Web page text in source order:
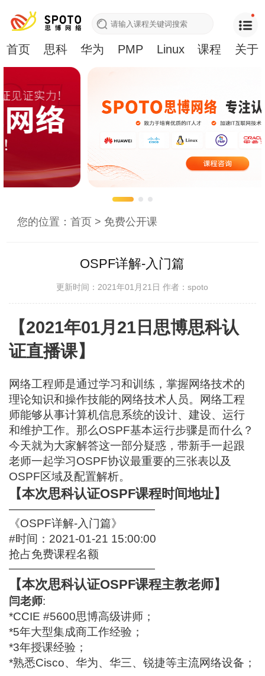
首页 思科 华为 PMP Linux 课程 关于
您的位置：首页 > 免费公开课
OSPF详解-入门篇
更新时间：2021年01月21日作者：spoto
【2021年01月21日思博思科认
证直播课】
网络工程师是通过学习和训练，掌握网络技术的
理论知识和操作技能的网络技术人员。网络工程
师能够从事计算机信息系统的设计、建设、运行
和维护工作。那么OSPF基本运行步骤是而什么？
今天就为大家解答这一部分疑惑，带新手一起跟
老师一起学习OSPF协议最重要的三张表以及
OSPF区域及配置解析。
【本次思科认证OSPF课程时间地址】
—————————————
《OSPF详解-入门篇》
#时间：2021-01-21 15:00:00
抢占免费课程名额
—————————————
【本次思科认证OSPF课程主教老师】
闫老师:
*CCIE #5600思博高级讲师；
*5年大型集成商工作经验；
*3年授课经验；
*熟悉Cisco、华为、华三、锐捷等主流网络设备；